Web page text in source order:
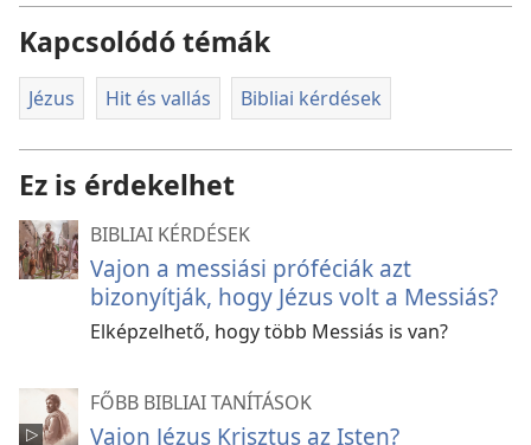
Kapcsolódó témák
Jézus Hit és vallás Bibliai kérdések
Ez is érdekelhet
BIBLIAI KÉRDÉSEK
Vajon a messiási próféciák azt
bizonyítják, hogy Jézus volt a Messiás?
Elképzelhető, hogy több Messiás is van?
FŐBB BIBLIAI TANÍTÁSOK
Vajon Jézus Krisztus az Isten?